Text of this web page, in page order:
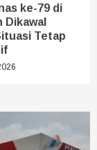
ke-79 di
Dikawal
Tetap